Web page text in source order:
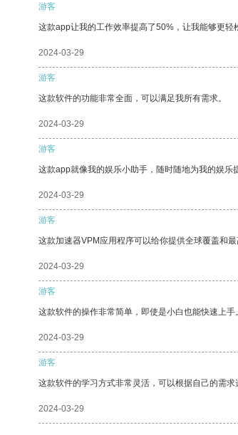
游客
这款app让我的工作效率提高了50%，让我能够更轻
2024-03-29
游客
这款软件的功能非常全面，可以满足我所有需求。
2024-03-29
游客
这款app就像我的娱乐小助手，随时随地为我的娱乐
2024-03-29
游客
这款加速器VPM应用程序可以给你提供全球覆盖和最
2024-03-29
游客
这款软件的操作非常简单，即使是小白也能快速上手。
2024-03-29
游客
这款软件的学习方式非常灵活，可以根据自己的需求
2024-03-29